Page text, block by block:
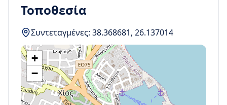
Τοποθεσία
Συντεταγμένες: 38.368681, 26.137014
+
−